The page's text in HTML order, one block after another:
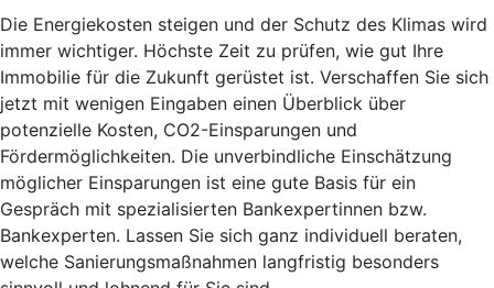
Die Energiekosten steigen und der Schutz des Klimas wird
immer wichtiger. Höchste Zeit zu prüfen, wie gut Ihre
Immobilie für die Zukunft gerüstet ist. Verschaffen Sie sich
jetzt mit wenigen Eingaben einen Überblick über
potenzielle Kosten, CO2-Einsparungen und
Fördermöglichkeiten. Die unverbindliche Einschätzung
möglicher Einsparungen ist eine gute Basis für ein
Gespräch mit spezialisierten Bankexpertinnen bzw.
Bankexperten. Lassen Sie sich ganz individuell beraten,
welche Sanierungsmaßnahmen langfristig besonders